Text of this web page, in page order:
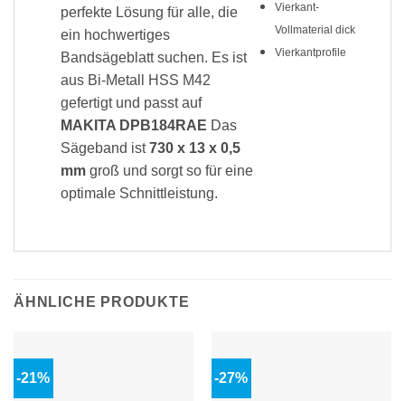
perfekte Lösung für alle, die
ein hochwertiges
Bandsägeblatt suchen. Es ist
aus Bi-Metall HSS M42
gefertigt und passt auf
MAKITA DPB184RAE Das
Sägeband ist730 x 13 x 0,5
mmgroß und sorgt so für eine
optimale Schnittleistung.
Vierkant-
Vollmaterial dick
Vierkantprofile
ÄHNLICHE PRODUKTE
-21% -27%